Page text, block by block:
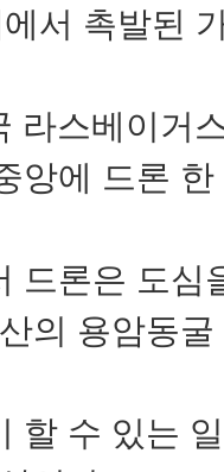
서 촉발된
라스베이거
앙에 드론
드론은 도심
의 용암동
할 수 있는